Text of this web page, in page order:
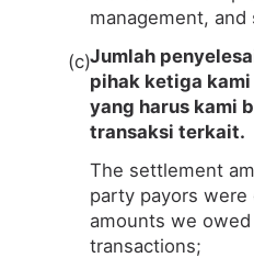
management, and
Jumlah
pihak ketiga
yang harus kami
transaksi terkait.
The settlement
party payors
amounts we
transactions;